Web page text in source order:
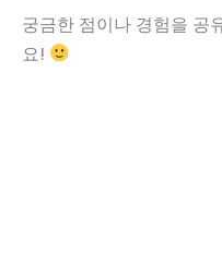
궁금한 점이나 경험을 공
요!